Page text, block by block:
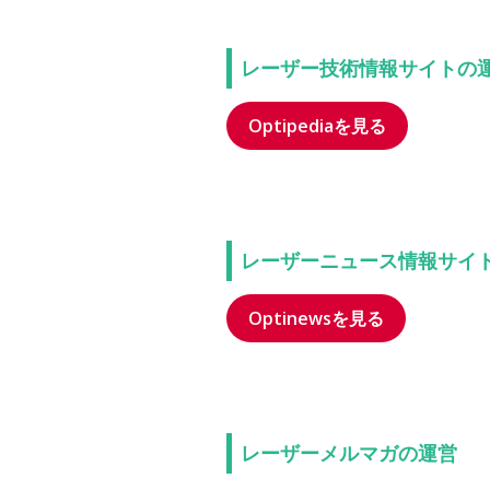
レーザー技術情報サイトの
Optipediaを見る
レーザーニュース情報サイ
Optinewsを見る
レーザーメルマガの運営